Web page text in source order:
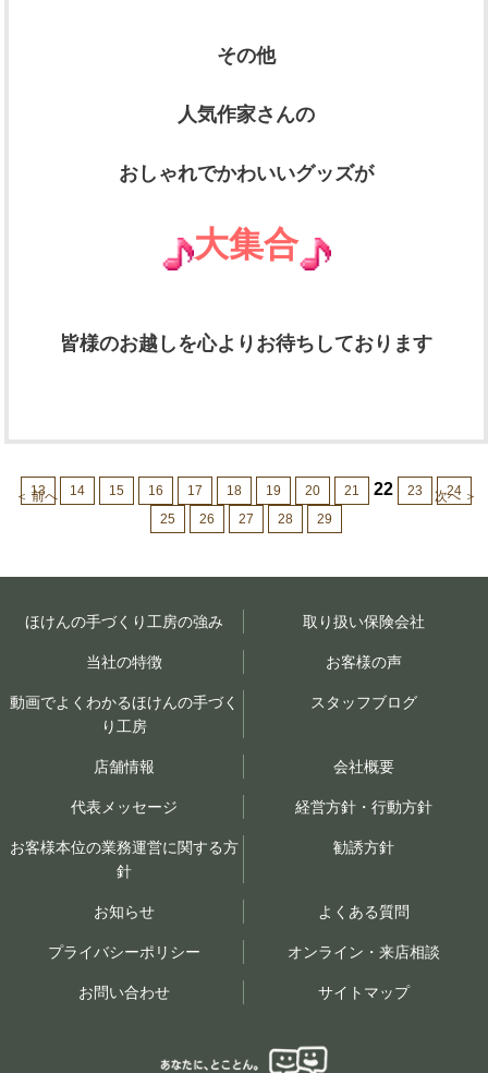
その他
人気作家さんの
おしゃれでかわいいグッズが
大集合
皆様のお越しを心よりお待ちしております
＜ 前へ
13 14 15 16 17 18 19 20 21 22 23
24
25
26 27 28 29
次へ ＞
ほけんの手づくり工房の強み 取り扱い保険会社
当社の特徴 お客様の声
動画でよくわかるほけんの手づく
り工房
スタッフブログ
店舗情報 会社概要
代表メッセージ 経営方針・行動方針
お客様本位の業務運営に関する方
針
勧誘方針
お知らせ よくある質問
プライバシーポリシー オンライン・来店相談
お問い合わせ サイトマップ